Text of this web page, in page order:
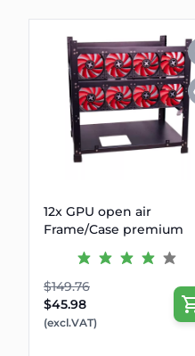
12x GPU open air
Frame/Case premium
$149.76
$45.98
(excl.VAT)